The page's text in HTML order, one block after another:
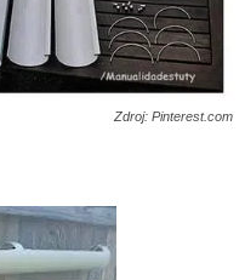
Zdroj: Pinterest.com